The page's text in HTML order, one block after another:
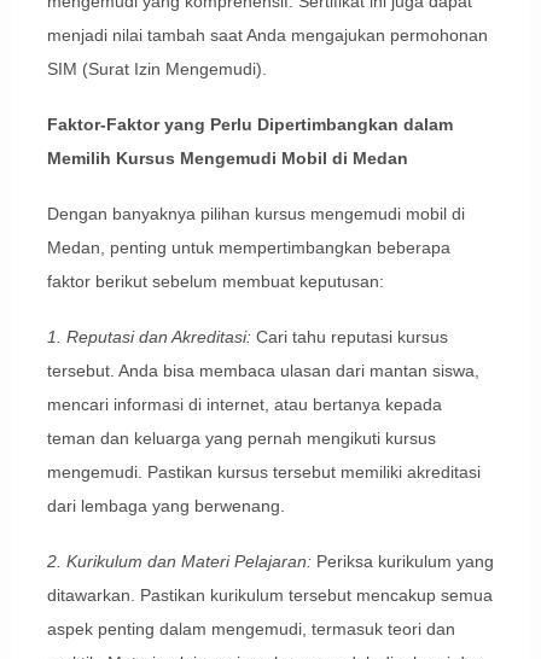
menjadi nilai tambah saat Anda mengajukan permohonan
SIM (Surat Izin Mengemudi).
Faktor-Faktor yang Perlu Dipertimbangkan dalam
Memilih Kursus Mengemudi Mobil di Medan
Dengan banyaknya pilihan kursus mengemudi mobil di
Medan, penting untuk mempertimbangkan beberapa
faktor berikut sebelum membuat keputusan:
1. Reputasi dan Akreditasi:Cari tahu reputasi kursus
tersebut. Anda bisa membaca ulasan dari mantan siswa,
mencari informasi di internet, atau bertanya kepada
teman dan keluarga yang pernah mengikuti kursus
mengemudi. Pastikan kursus tersebut memiliki akreditasi
dari lembaga yang berwenang.
2. Kurikulum dan Materi Pelajaran:Periksa kurikulum yang
ditawarkan. Pastikan kurikulum tersebut mencakup semua
aspek penting dalam mengemudi, termasuk teori dan